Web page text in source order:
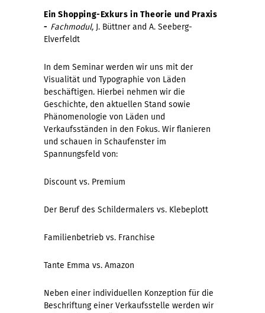
Ein Shopping-Exkurs in Theorie und Praxis
- Fachmodul, J. Büttner and A. Seeberg-
Elverfeldt
In dem Seminar werden wir uns mit der
Visualität und Typographie von Läden
beschäftigen. Hierbei nehmen wir die
Geschichte, den aktuellen Stand sowie
Phänomenologie von Läden und
Verkaufsständen in den Fokus. Wir flanieren
und schauen in Schaufenster im
Spannungsfeld von:
Discount vs. Premium
Der Beruf des Schildermalers vs. Klebeplott
Familienbetrieb vs. Franchise
Tante Emma vs. Amazon
Neben einer individuellen Konzeption für die
Beschriftung einer Verkaufsstelle werden wir